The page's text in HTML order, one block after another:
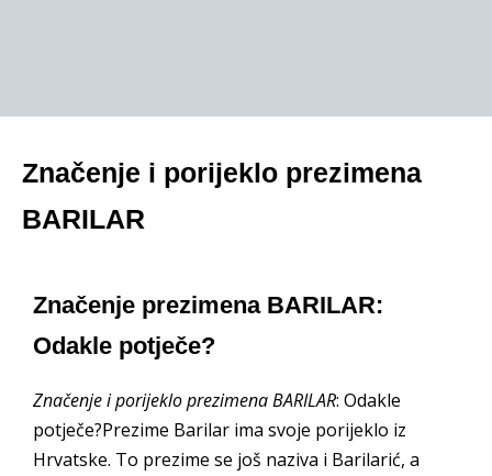
Značenje i porijeklo prezimena
BARILAR
Značenje prezimena BARILAR:
Odakle potječe?
Značenje i porijeklo prezimena BARILAR: Odakle
potječe?Prezime Barilar ima svoje porijeklo iz
Hrvatske. To prezime se još naziva i Barilarić, a